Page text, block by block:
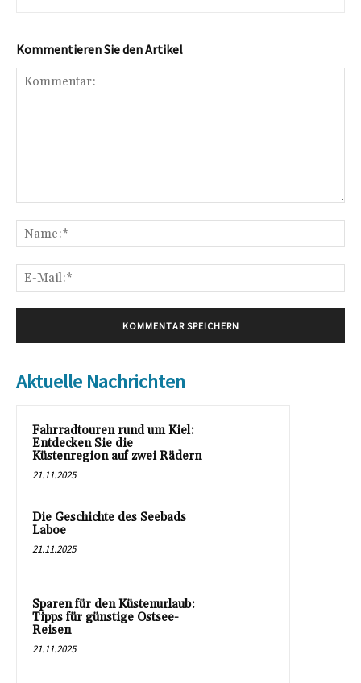
Kommentieren Sie den Artikel
Aktuelle Nachrichten
Fahrradtouren rund um Kiel:
Entdecken Sie die
Küstenregion auf zwei Rädern
21.11.2025
Die Geschichte des Seebads
Laboe
21.11.2025
Sparen für den Küstenurlaub:
Tipps für günstige Ostsee-
Reisen
21.11.2025